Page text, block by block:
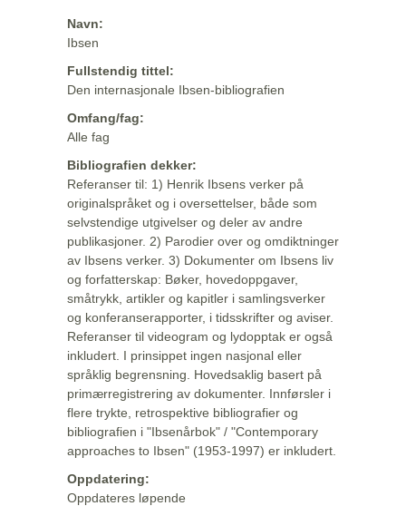
Navn:
Ibsen
Fullstendig tittel:
Den internasjonale Ibsen-bibliografien
Omfang/fag:
Alle fag
Bibliografien dekker:
Referanser til: 1) Henrik Ibsens verker på
originalspråket og i oversettelser, både som
selvstendige utgivelser og deler av andre
publikasjoner. 2) Parodier over og omdiktninger
av Ibsens verker. 3) Dokumenter om Ibsens liv
og forfatterskap: Bøker, hovedoppgaver,
småtrykk, artikler og kapitler i samlingsverker
og konferanserapporter, i tidsskrifter og aviser.
Referanser til videogram og lydopptak er også
inkludert. I prinsippet ingen nasjonal eller
språklig begrensning. Hovedsaklig basert på
primærregistrering av dokumenter. Innførsler i
flere trykte, retrospektive bibliografier og
bibliografien i "Ibsenårbok" / "Contemporary
approaches to Ibsen" (1953-1997) er inkludert.
Oppdatering:
Oppdateres løpende